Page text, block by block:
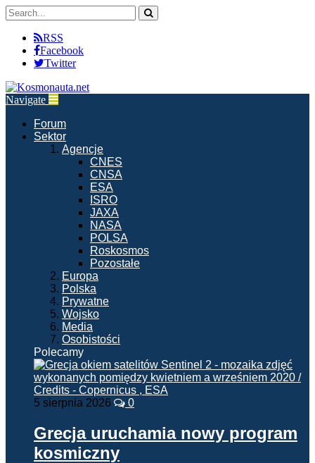
RSS
Facebook
Twitter
Navigate
Forum
Sektor
Agencje
CNES
CNSA
ESA
ISRO
JAXA
NASA
POLSA
Roskosmos
Pozostałe
Europa
Polska
Prywatne
Wojsko
Media
Osobistości
Polecamy
5 sierpnia 2026 0
Grecja uruchamia nowy program
kosmiczny